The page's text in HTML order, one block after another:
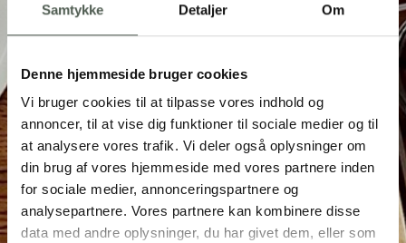
Samtykke Detaljer Om
Denne hjemmeside bruger cookies
Vi bruger cookies til at tilpasse vores indhold og
annoncer, til at vise dig funktioner til sociale medier og til
at analysere vores trafik. Vi deler også oplysninger om
din brug af vores hjemmeside med vores partnere inden
for sociale medier, annonceringspartnere og
analysepartnere. Vores partnere kan kombinere disse
data med andre oplysninger, du har givet dem, eller som